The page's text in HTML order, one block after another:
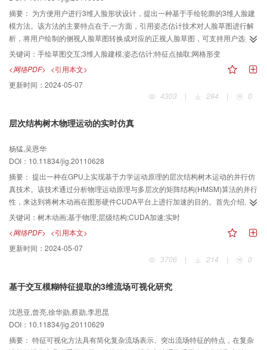
摘要： 为方便用户进行3维人脸形状设计，提出一种基于手绘轮廓的3维人脸建
模方法。该方法的主要特点在于,一方面，引用姿态估计技术对人脸草图进行解
析，将用户绘制的侧视人脸草图转换成对应的正视人脸草图，可支持用户选择
多个视角绘制人脸；另一方面，采用多层映射机制建立人脸草图特征点与3维人
脸特征点之间的一一对应关系，由对应特征点之间的形变量来控制生成3维人
脸，保证草图笔画的几何形状信息能有效映射到3维模型中。实验结果表明，文
中方法能快速生成形状新颖的特定人脸，可有效支持用户进行3维人脸形状的手
关键词： 手绘草图交互;3维人脸建模;姿态估计;特征点抽取;网格形变
<网络PDF> <引用本文>
更新时间： 2024-05-07
4303
| 284 | 0
层次结构树木物理运动的实时仿真
杨猛,吴恩华
DOI：10.11834/jig.20110628
摘要： 提出一种在GPU上实现基于力学运动原理的层次结构树木运动的并行仿
真技术。该技术通过分析物理运动原理与多层次的矩阵结构(HMSM)算法的并行
性，来达到将树木动画在图形硬件CUDA平台上进行加速的目的。首先介绍层
次结构树木在外力诸如风力等作用下的物理运动原理；然后，针对树木的物理
运动以及层次结构叠加算法详细地进行并行性分析；之后着重阐述CUDA框架
下树木运动的并行结构设计过程与并行算法的详细设计方法；最后在GPU上执
行树木物理运动仿真。实验结果表明，该技术不但能够生成真实感较强的树木
动画序列，还能够实时模拟基于物理的树木运动。同时，该技术给计算机动画
关键词： 树木动画;基于物理;层级结构;CUDA加速;实时
<网络PDF> <引用本文>
更新时间： 2024-05-07
3706
| 214 | 0
基于交互模糊特征提取的3维流场可视化研究
沈恩亚,曾亮,徐华勋,蔡勋,李思昆
DOI：10.11834/jig.20110629
摘要： 特征可视化方法具有简化复杂流场表示、突出流场特征的特点，在复杂